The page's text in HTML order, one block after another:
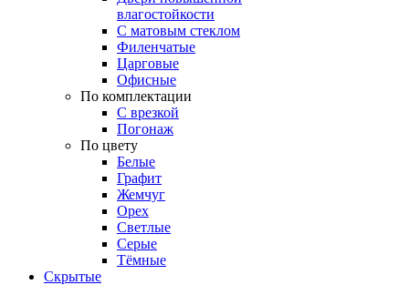
влагостойкости
С матовым стеклом
Филенчатые
Царговые
Офисные
По комплектации
С врезкой
Погонаж
По цвету
Белые
Графит
Жемчуг
Орех
Светлые
Серые
Тёмные
Скрытые